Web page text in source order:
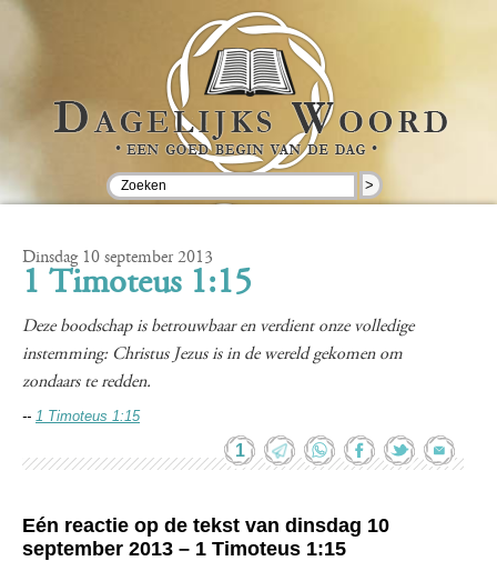
>
Dinsdag 10 september 2013
1 Timoteus 1:15
Deze boodschap is betrouwbaar en verdient onze volledige
instemming: Christus Jezus is in de wereld gekomen om
zondaars te redden.
-- 1 Timoteus 1:15
1
Eén reactie op de tekst van dinsdag 10
september 2013 – 1 Timoteus 1:15